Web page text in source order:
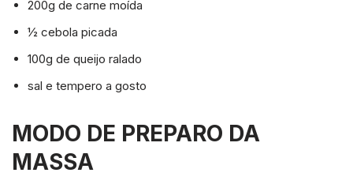
200g de carne moída
½ cebola picada
100g de queijo ralado
sal e tempero a gosto
MODO DE PREPARO DA
MASSA